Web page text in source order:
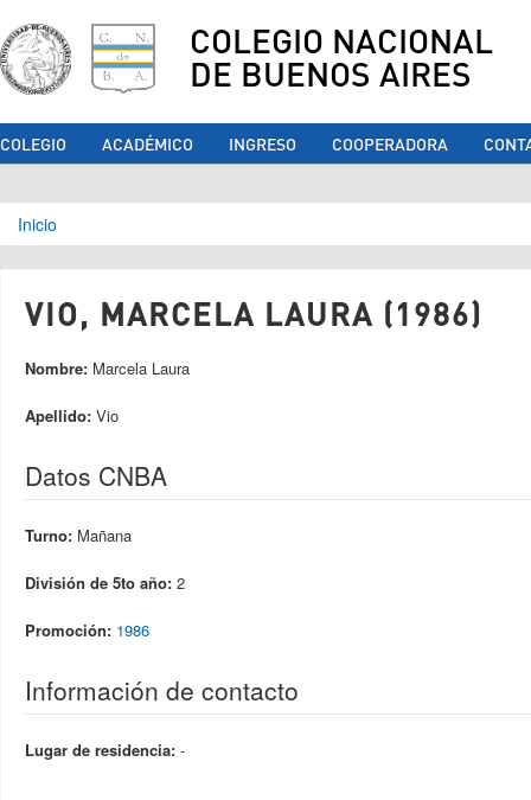
COLEGIO NACIONAL
DE BUENOS AIRES
COLEGIO ACADÉMICO INGRESO COOPERADORA
Se encuentra usted aquí
Inicio
VIO, MARCELA LAURA (1986)
Nombre: Marcela Laura
Apellido: Vio
Datos CNBA
Turno: Mañana
División de 5to año: 2
Promoción: 1986
Información de contacto
Lugar de residencia: -